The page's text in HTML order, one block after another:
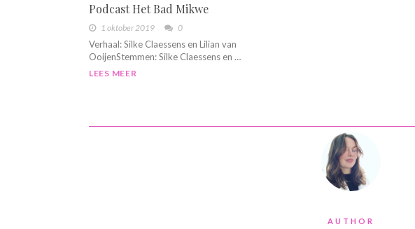
Podcast Het Bad Mikwe
1 oktober 2019 0
Verhaal: Silke Claessens en Lilian van
OoijenStemmen: Silke Claessens en …
LEES MEER
AUTHOR